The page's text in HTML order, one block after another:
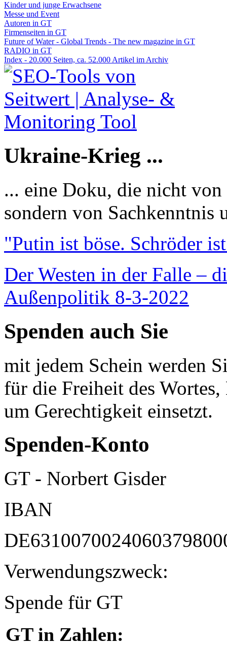
Kinder und junge Erwachsene
Messe und Event
Autoren in GT
Firmenseiten in GT
Future of Water - Global Trends - The new magazine in GT
RADIO in GT
Index - 20.000 Seiten, ca. 52.000 Artikel im Archiv
Ukraine-Krieg ...
... eine Doku, die nicht
sondern von Sachkenntnis
"Putin ist böse. Schröder
Der Westen in der Falle –
Außenpolitik 8-3-2022
Spenden auch Sie
mit jedem Schein werden
für die Freiheit des
um Gerechtigkeit einsetzt.
Spenden-Konto
GT - Norbert Gisder
IBAN
Verwendungszweck:
Spende für GT
GT in Zahlen: